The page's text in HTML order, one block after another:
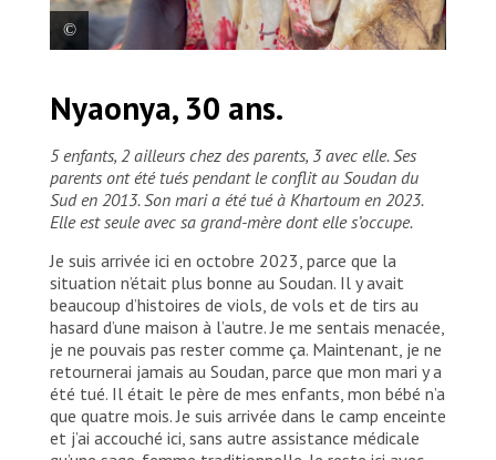
10 ans à Khartoum, elle a fui la guerre au Soudan
avec 17 membres de sa famille. Le groupe est arrivé
Nyaonya, 30 ans.
5 enfants, 2 ailleurs chez des parents, 3 avec elle. Ses
parents ont été tués pendant le conflit au Soudan du
Sud en 2013. Son mari a été tué à Khartoum en 2023.
Elle est seule avec sa grand-mère dont elle s’occupe.
Je suis arrivée ici en octobre 2023, parce que la
situation n’était plus bonne au Soudan. Il y avait
beaucoup d’histoires de viols, de vols et de tirs au
hasard d’une maison à l’autre. Je me sentais menacée,
je ne pouvais pas rester comme ça. Maintenant, je ne
retournerai jamais au Soudan, parce que mon mari y a
été tué. Il était le père de mes enfants, mon bébé n’a
que quatre mois. Je suis arrivée dans le camp enceinte
et j’ai accouché ici, sans autre assistance médicale